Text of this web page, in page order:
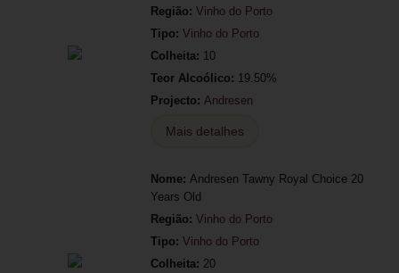
Região: Vinho do Porto
Tipo: Vinho do Porto
Colheita: 10
Teor Alcoólico: 19.50%
Projecto: Andresen
Mais detalhes
Nome: Andresen Tawny Royal Choice 20
Years Old
Região: Vinho do Porto
Tipo: Vinho do Porto
Colheita: 20